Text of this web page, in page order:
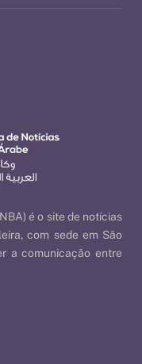
é o site de notícias
com sede em São
a comunicação entre